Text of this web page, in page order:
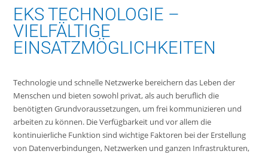
EKS TECHNOLOGIE –
VIELFÄLTIGE
EINSATZMÖGLICHKEITEN
Technologie und schnelle Netzwerke bereichern das Leben der
Menschen und bieten sowohl privat, als auch beruflich die
benötigten Grundvoraussetzungen, um frei kommunizieren und
arbeiten zu können. Die Verfügbarkeit und vor allem die
kontinuierliche Funktion sind wichtige Faktoren bei der Erstellung
von Datenverbindungen, Netzwerken und ganzen Infrastrukturen,